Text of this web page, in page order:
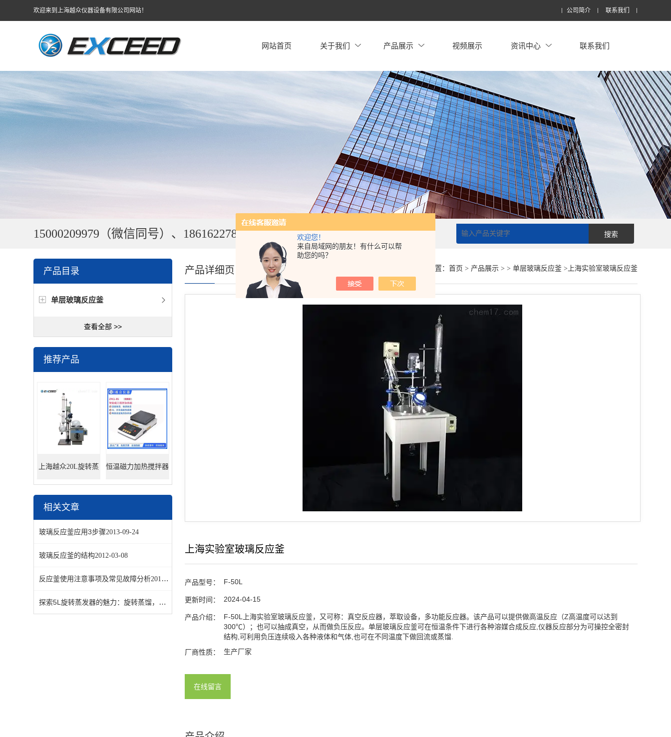
欢迎您！
来自局域网的朋友！有什么可以帮
助您的吗？
欢迎来到上海越众仪器设备有限公司网站！ 公司简介 联系我们
网站首页 关于我们 产品展示 视频展示 资讯中心 联系我们
15000209979（微信同号）、18616227849
产品目录
单层玻璃反应釜
查看全部 >>
推荐产品
上海越众20L旋转蒸 恒温磁力加热搅拌器
相关文章
玻璃反应釜应用3步骤2013-09-24
玻璃反应釜的结构2012-03-08
反应釜使用注意事项及常见故障分析2012-02-19
探索5L旋转蒸发器的魅力：旋转蒸馏，让实验更加轻松高效！ 2025-03-14
你的位置： 首页 > 产品展示> > 单层玻璃反应釜>上海实验室玻璃反应釜
产品详细页
上海实验室玻璃反应釜
产品型号： F-50L
更新时间： 2024-04-15
产品介绍：
F-50L上海实验室玻璃反应釜，又可称：真空反应器，萃取设备，多功能反应器。该产品可以提供做高温反应（Z高温度可以达到
300℃）；也可以抽成真空，从而做负压反应。单层玻璃反应釜可在恒温条件下进行各种溶媒合成反应,仪器反应部分为可操控全密封
结构,可利用负压连续吸入各种液体和气体,也可在不同温度下做回流或蒸馏.
厂商性质： 生产厂家
在线留言